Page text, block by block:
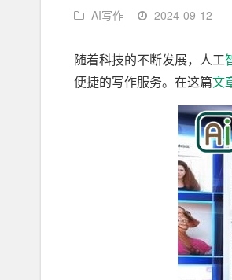
AI写作 2024-09-12
随着科技的不断发展，人工
便捷的写作服务。在这篇文